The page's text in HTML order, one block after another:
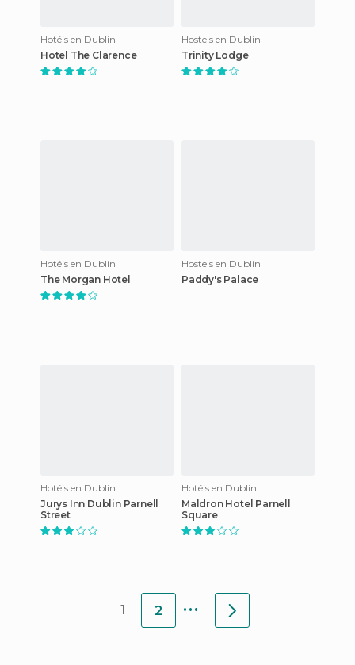
Hotéis en Dublin
Hotel The Clarence
Hostels en Dublin
Trinity Lodge
Hotéis en Dublin
The Morgan Hotel
Hostels en Dublin
Paddy's Palace
Hotéis en Dublin
Jurys Inn Dublin Parnell
Street
Hotéis en Dublin
Maldron Hotel Parnell
Square
1 2 ...